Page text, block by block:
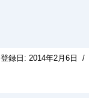
登録日: 2014年2月6日 /